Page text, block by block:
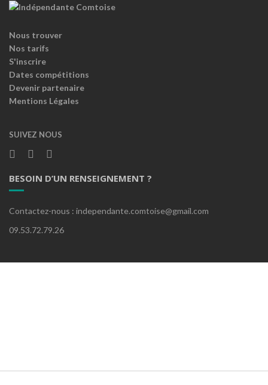
Nous trouver
Nos tarifs
S'inscrire
Dates compétitions
Devenir partenaire
Mentions Légales
SUIVEZ NOUS
BESOIN D’UN RENSEIGNEMENT ?
Contactez-nous : independante.comtoise@gmail.com
09.53.72.79.26